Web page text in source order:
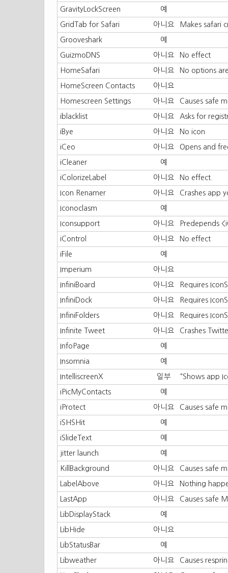
GravityLockScreen 예
GridTab for Safari 아니요 Makes safari
Grooveshark 예
GuizmoDNS 아니요 No effect
HomeSafari 아니요 No options
HomeScreen Contacts 아니요
Homescreen Settings 아니요 Causes safe
iblacklist 아니요 Asks for
iBye 아니요 No icon
iCeo 아니요 Opens and
iCleaner 예
iColorizeLabel 아니요 No effect.
Icon Renamer 아니요 Crashes app
Iconoclasm 예
Iconsupport 아니요 Predepends
iControl 아니요 No effect
iFile 예
Imperium 아니요
InfiniBoard 아니요 Requires
InfiniDock 아니요 Requires
InfiniFolders 아니요 Requires
Infinite Tweet 아니요 Crashes
InfoPage 예
Insomnia 예
IntelliscreenX 일부 "Shows app
iPicMyContacts 예
iProtect 아니요 Causes safe
iSHSHit 예
iSlideText 예
jitter launch 예
KillBackground 아니요 Causes safe
LabelAbove 아니요 Nothing
LastApp 아니요 Causes safe
LibDisplayStack 예
LibHide 아니요
LibStatusBar 예
Libweather 아니요 Causes